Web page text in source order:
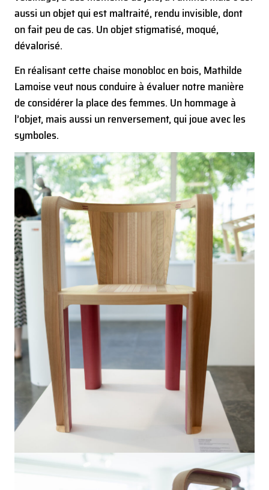
aussi un objet qui est maltraité, rendu invisible, dont
on fait peu de cas. Un objet stigmatisé, moqué,
dévalorisé.
En réalisant cette chaise monobloc en bois, Mathilde
Lamoise veut nous conduire à évaluer notre manière
de considérer la place des femmes. Un hommage à
l’objet, mais aussi un renversement, qui joue avec les
symboles.